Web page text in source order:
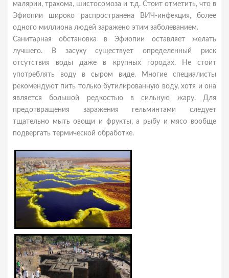
малярии, трахома, шистосомоза и т.д. Стоит отметить, что в
Эфиопии широко распространена ВИЧ-инфекция, более
одного миллиона людей заражено этим заболеванием.
Санитарная обстановка в Эфиопии оставляет желать
лучшего. В засуху существует определенный риск
отсутствия воды даже в крупных городах. Не стоит
употреблять воду в сыром виде. Многие специалисты
рекомендуют пить только бутилированную воду, хотя и она
является большой редкостью в сильную жару. Для
предотвращения заражения гельминтами следует
тщательно мыть овощи и фрукты, а рыбу и мясо вообще
подвергать термической обработке.